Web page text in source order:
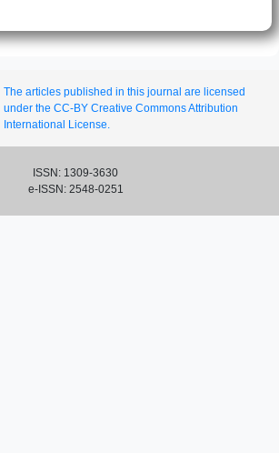
The articles published in this journal are licensed
under the CC-BY Creative Commons Attribution
International License.
ISSN: 1309-3630
e-ISSN: 2548-0251